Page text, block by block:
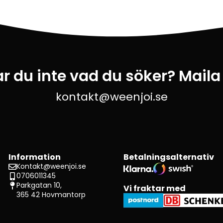
du inte vad du söker?
kontakt@weenjoi.se
Information
Kontakt@weenjoi.se
0706011345
Parkgatan 10,
365 42 Hovmantorp
Betalningsalternativ
Vi fraktar med